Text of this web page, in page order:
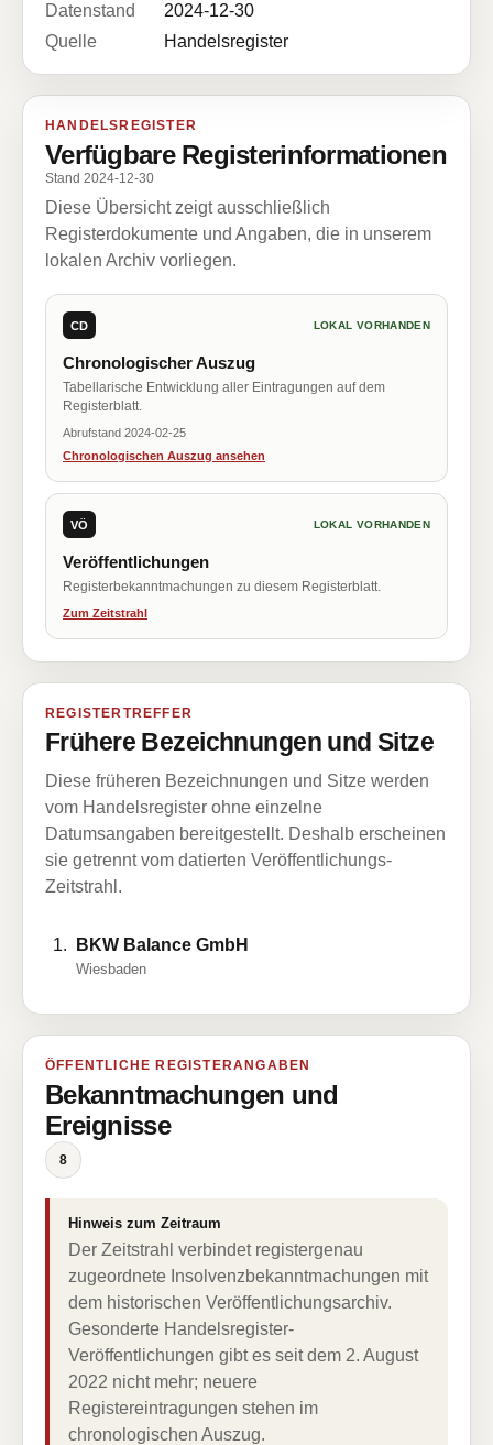
Datenstand
2024-12-30
Quelle
Handelsregister
HANDELSREGISTER
Verfügbare Registerinformationen
Stand 2024-12-30
Diese Übersicht zeigt ausschließlich
Registerdokumente und Angaben, die in unserem
lokalen Archiv vorliegen.
CD LOKAL VORHANDEN
Chronologischer Auszug
Tabellarische Entwicklung aller Eintragungen auf dem
Registerblatt.
Abrufstand 2024-02-25
Chronologischen Auszug ansehen
VÖ LOKAL VORHANDEN
Veröffentlichungen
Registerbekanntmachungen zu diesem Registerblatt.
Zum Zeitstrahl
REGISTERTREFFER
Frühere Bezeichnungen und Sitze
Diese früheren Bezeichnungen und Sitze werden
vom Handelsregister ohne einzelne
Datumsangaben bereitgestellt. Deshalb erscheinen
sie getrennt vom datierten Veröffentlichungs-
Zeitstrahl.
BKW Balance GmbH
Wiesbaden
ÖFFENTLICHE REGISTERANGABEN
Bekanntmachungen und
Ereignisse
8
Hinweis zum Zeitraum
Der Zeitstrahl verbindet registergenau
zugeordnete Insolvenzbekanntmachungen mit
dem historischen Veröffentlichungsarchiv.
Gesonderte Handelsregister-
Veröffentlichungen gibt es seit dem 2. August
2022 nicht mehr; neuere
Registereintragungen stehen im
chronologischen Auszug.